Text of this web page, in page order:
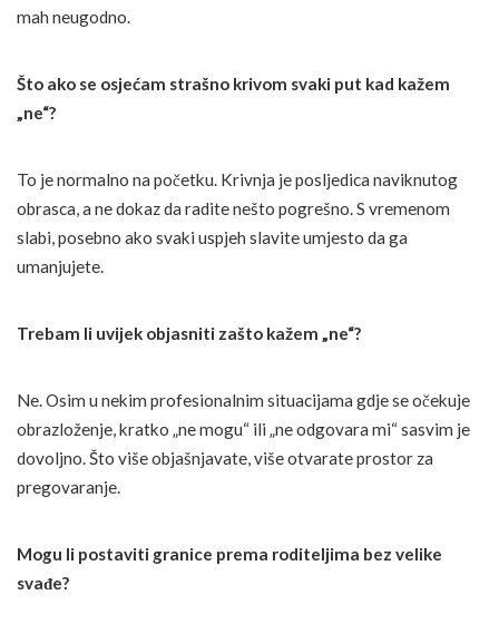
mah neugodno.
Što ako se osjećam strašno krivom svaki put kad kažem
„ne“?
To je normalno na početku. Krivnja je posljedica naviknutog
obrasca, a ne dokaz da radite nešto pogrešno. S vremenom
slabi, posebno ako svaki uspjeh slavite umjesto da ga
umanjujete.
Trebam li uvijek objasniti zašto kažem „ne“?
Ne. Osim u nekim profesionalnim situacijama gdje se očekuje
obrazloženje, kratko „ne mogu“ ili „ne odgovara mi“ sasvim je
dovoljno. Što više objašnjavate, više otvarate prostor za
pregovaranje.
Mogu li postaviti granice prema roditeljima bez velike
svađe?